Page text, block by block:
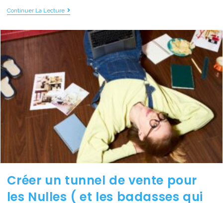
Continuer La Lecture
Créer un tunnel de vente pour
les Nulles ( et les badasses qui